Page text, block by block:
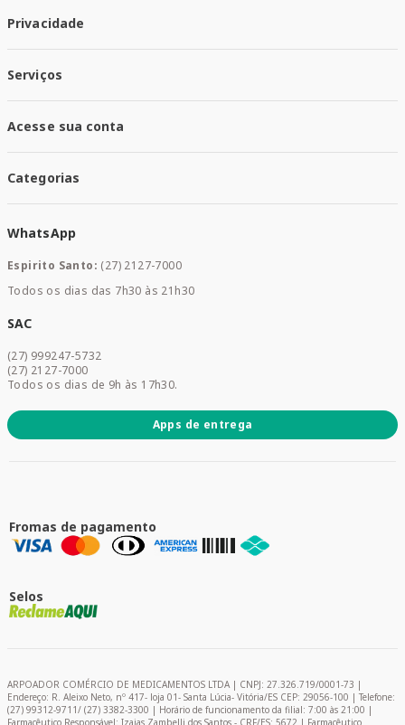
Trabalhe conosco
Responsabilidade Social
Nossas Lojas
Privacidade
Política de Entrega
Trocas e Devoluções
Serviços
Santa Mais Exames
Santa Mais Serviços
Santa Mais Convenios
Acesse sua conta
Meus Pedidos
Categorias
Saúde e Bem-estar
Mamães e Bebê
Dermocosméticos
Promoções
WhatsApp
Espirito Santo: (27) 2127-7000
Todos os dias das 7h30 às 21h30
SAC
(27) 999247-5732
(27) 2127-7000
Todos os dias de 9h às 17h30.
Apps de entrega
Fromas de pagamento
Selos
ARPOADOR COMÉRCIO DE MEDICAMENTOS LTDA | CNPJ: 27.326.719/0001-73 |
Endereço: R. Aleixo Neto, nº 417- loja 01- Santa Lúcia- Vitória/ES CEP: 29056-100 | Telefone:
(27) 99312-9711/ (27) 3382-3300 | Horário de funcionamento da filial: 7:00 às 21:00 |